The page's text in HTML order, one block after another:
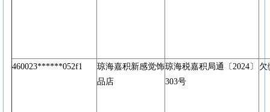
460023******052f1
琼海嘉积新感觉饰
品店
琼海税嘉积局通〔2024〕
303号
欠